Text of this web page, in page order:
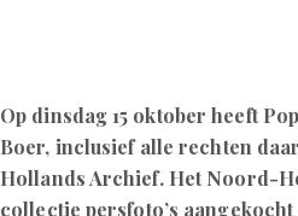
Op dinsdag 15 oktober heeft
Boer, inclusief alle rechten
Hollands Archief. Het Noord-
collectie persfoto’s